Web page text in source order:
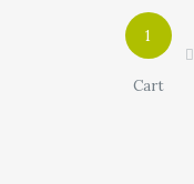
1
Cart